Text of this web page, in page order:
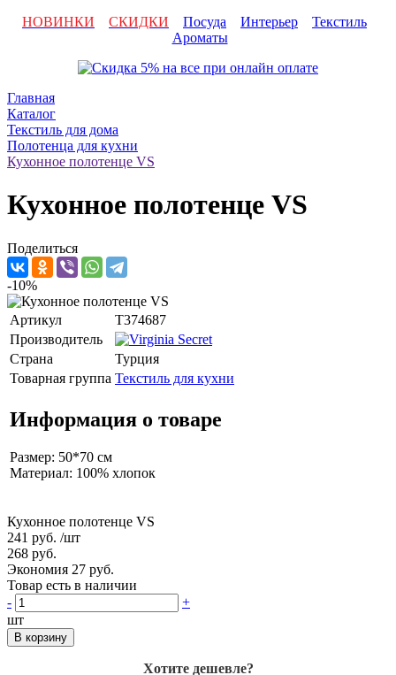
НОВИНКИ
СКИДКИ Посуда Интерьер
Текстиль
Ароматы
Главная
Каталог
Текстиль для дома
Полотенца для кухни
Кухонное полотенце VS
Кухонное полотенце VS
Поделиться
-10%
Артикул
T374687
Производитель
Страна
Турция
Товарная группа Текстиль для кухни
Информация о товаре
Размер: 50*70 см
Материал: 100% хлопок
Кухонное полотенце VS
241 руб. /шт
268 руб.
Экономия 27 руб.
Товар есть в наличии
-
+
шт
В корзину
Хотите дешевле?